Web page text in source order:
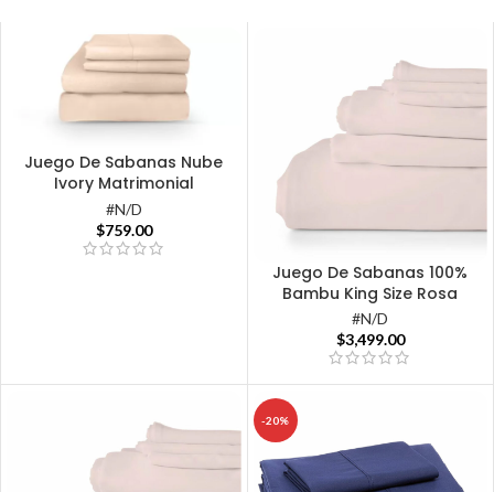
Juego De Sabanas Nube
Ivory Matrimonial
#N/D
$759.00
Juego De Sabanas 100%
Bambu King Size Rosa
#N/D
$3,499.00
-20%